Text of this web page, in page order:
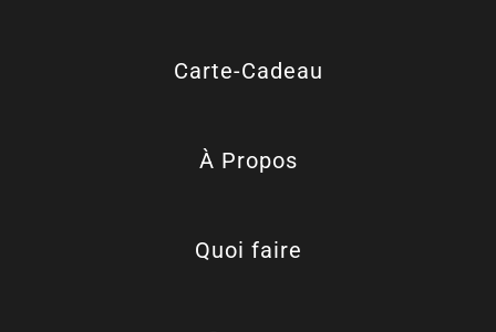
Carte-Cadeau
À Propos
Quoi faire